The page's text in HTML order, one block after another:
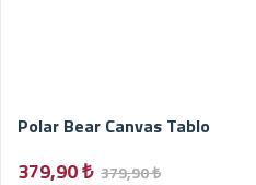
Polar Bear Canvas Tablo
379,90 ₺ 379,90 ₺